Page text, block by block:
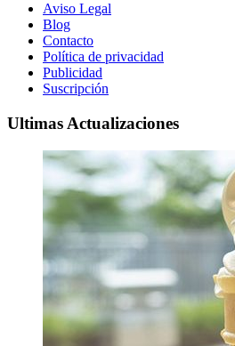
Aviso Legal
Blog
Contacto
Política de privacidad
Publicidad
Suscripción
Ultimas Actualizaciones